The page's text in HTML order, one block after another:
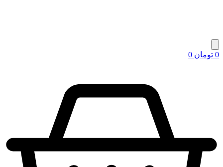
0 تومان 0